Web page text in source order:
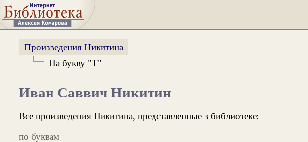
Произведения Никитина
На букву "Т"
Иван Саввич Никитин
Все произведения Никитина, представленные в библиотеке:
по буквам